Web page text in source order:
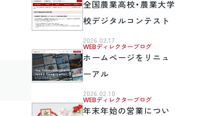
全国農業高校・農業大学
校デジタルコンテスト
2026.02.17
WEBディレクターブログ
ホームページをリニュ
ーアル
2026.02.10
WEBディレクターブログ
年末年始の営業につい